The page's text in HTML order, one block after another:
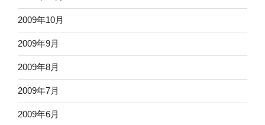
2009年10月
2009年9月
2009年8月
2009年7月
2009年6月